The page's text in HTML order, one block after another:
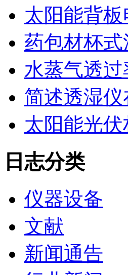
太阳能背
药包材杯
水蒸气透
简述透湿
太阳能光
日志分类
仪器设备
文献
新闻通告